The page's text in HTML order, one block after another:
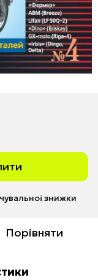
знижки
Порівняти